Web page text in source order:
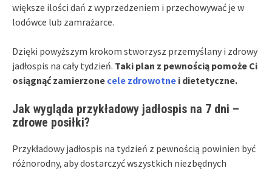
większe ilości dań z wyprzedzeniem i przechowywać je w
lodówce lub zamrażarce.
Dzięki powyższym krokom stworzysz przemyślany i zdrowy
jadłospis na cały tydzień. Taki plan z pewnością pomoże Ci
osiągnąć zamierzone cele zdrowotne i dietetyczne.
Jak wygląda przykładowy jadłospis na 7 dni –
zdrowe posiłki?
Przykładowy jadłospis na tydzień z pewnością powinien być
różnorodny, aby dostarczyć wszystkich niezbędnych